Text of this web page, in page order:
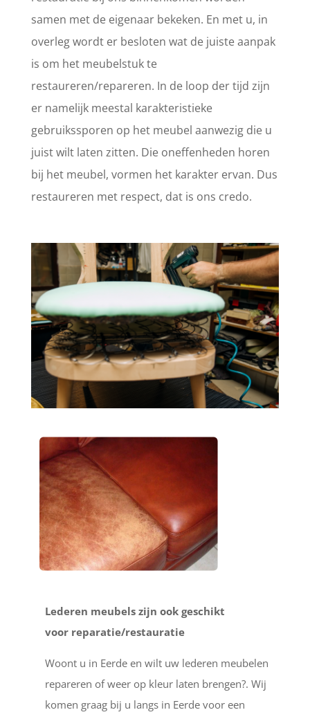
samen met de eigenaar bekeken. En met u, in
overleg wordt er besloten wat de juiste aanpak
is om het meubelstuk te
restaureren/repareren. In de loop der tijd zijn
er namelijk meestal karakteristieke
gebruikssporen op het meubel aanwezig die u
juist wilt laten zitten. Die oneffenheden horen
bij het meubel, vormen het karakter ervan. Dus
restaureren met respect, dat is ons credo.
Lederen meubels zijn ook geschikt
voor reparatie/restauratie
Woont u in Eerde en wilt uw lederen meubelen
repareren of weer op kleur laten brengen?. Wij
komen graag bij u langs in Eerde voor een